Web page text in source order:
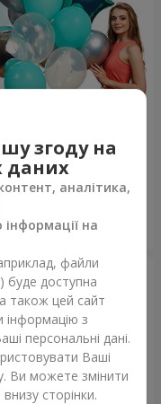
кульок "Бірюза" - 9
Замовити
згоду на
даних
аналітика,
на
файли
буде доступна
також цей сайт
інформацію з
персональні дані.
Ваші
Ви можете змінити
сторінки.